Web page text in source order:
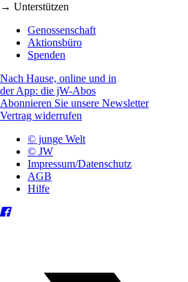
→ Unterstützen
Genossenschaft
Aktionsbüro
Spenden
Nach Hause, online und in
der App: die jW-Abos
Abonnieren Sie unsere Newsletter
Vertrag widerrufen
© junge Welt
© JW
Impressum/Datenschutz
AGB
Hilfe